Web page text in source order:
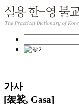
가사
[袈裟, Gasa]